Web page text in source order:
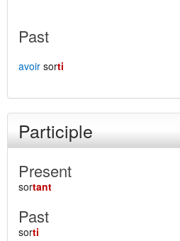
Past
avoir sorti
Participle
Present
sortant
Past
sorti